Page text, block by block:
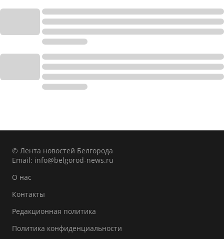
© Лента новостей Белгорода
Email: info@belgorod-news.ru
О нас
Контакты
Редакционная политика
Политика конфиденциальности